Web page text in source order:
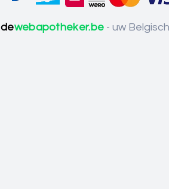
dewebapotheker.be - uw